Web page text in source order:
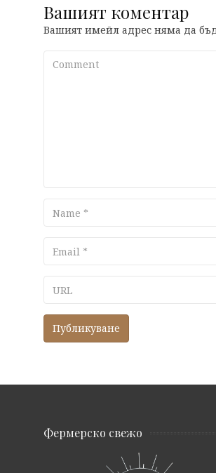
Вашият коментар
Вашият имейл адрес няма да
Comment
Name
Email
URL
Фермерско свежо